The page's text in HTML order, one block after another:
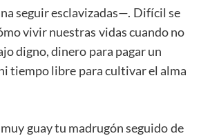
seguir esclavizadas—. Difícil se
vivir nuestras vidas cuando no
digno, dinero para pagar un
tiempo libre para cultivar el alma
guay tu madrugón seguido de